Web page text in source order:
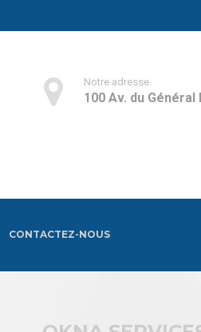
CONTACTEZ-NOUS
Notre adresse
100 Av. du